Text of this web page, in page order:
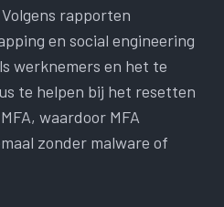
rapporten
en social engineering
werknemers en het te
te helpen bij het resetten
waardoor MFA
zonder malware of